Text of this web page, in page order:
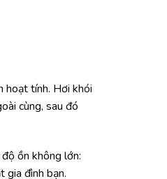
tính. Hơi khói
cùng, sau đó
ồn không lớn:
gia đình bạn.